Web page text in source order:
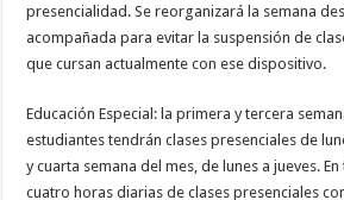
presencialidad. Se reorganizará la semana
acompañada para evitar la suspensión de
que cursan actualmente con ese dispositivo.
Educación Especial: la primera y tercera
estudiantes tendrán clases presenciales de
y cuarta semana del mes, de lunes a jueves.
cuatro horas diarias de clases presenciales